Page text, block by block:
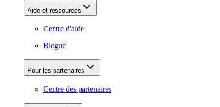
Aide et ressources
Centre d'aide
Blogue
Pour les partenaires
Centre des partenaires